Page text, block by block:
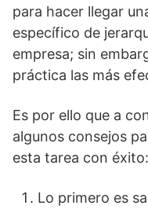
para hacer llegar
específico de
empresa; sin
práctica las más
Es por ello que a
algunos consejos
esta tarea con éxito:
Lo primero es